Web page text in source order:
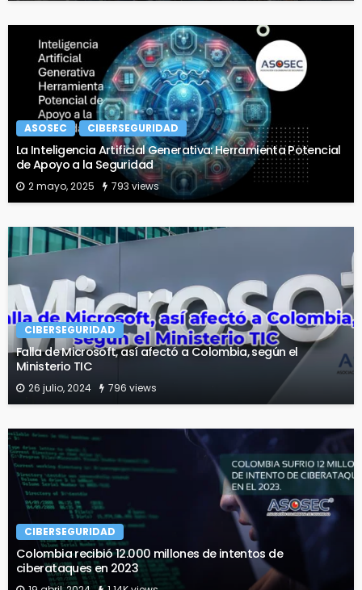
ASOSEC CIBERSEGURIDAD
La Inteligencia Artificial Generativa: Herramienta Potencial
de Apoyo a la Seguridad
2 mayo, 2025 793 views
CIBERSEGURIDAD
Falla de Microsoft, así afectó a Colombia, según el
Ministerio TIC
26 julio, 2024 796 views
CIBERSEGURIDAD
Colombia recibió 12.000 millones de intentos de
ciberataques en 2023